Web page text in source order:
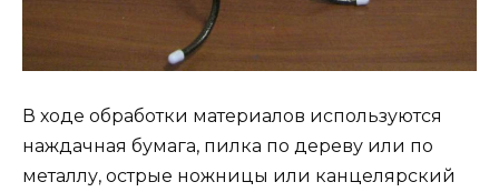
В ходе обработки материалов используются
наждачная бумага, пилка по дереву или по
металлу, острые ножницы или канцелярский